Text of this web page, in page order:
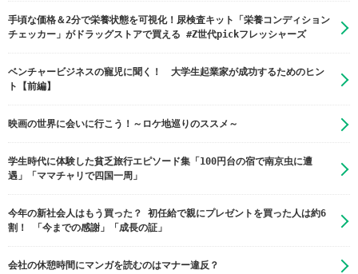
手頃な価格＆2分で栄養状態を可視化！尿検査キット「栄養コンディション
チェッカー」がドラッグストアで買える #Z世代pickフレッシャーズ
ベンチャービジネスの寵児に聞く！ 大学生起業家が成功するためのヒン
ト【前編】
映画の世界に会いに行こう！～ロケ地巡りのススメ～
学生時代に体験した貧乏旅行エピソード集「100円台の宿で南京虫に遭
遇」「ママチャリで四国一周」
今年の新社会人はもう買った？ 初任給で親にプレゼントを買った人は約6
割！ 「今までの感謝」「成長の証」
会社の休憩時間にマンガを読むのはマナー違反？